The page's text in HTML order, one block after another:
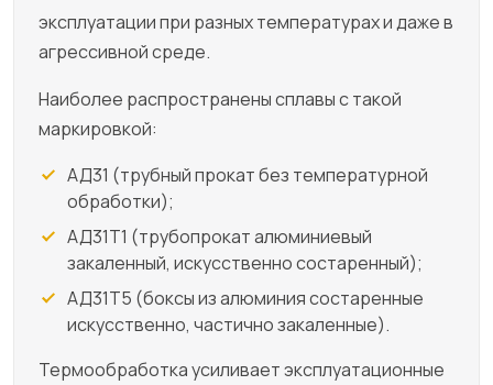
эксплуатации при разных температурах и даже в
агрессивной среде.
Наиболее распространены сплавы с такой
маркировкой:
АД31 (трубный прокат без температурной
обработки);
АД31Т1 (трубопрокат алюминиевый
закаленный, искусственно состаренный);
АД31Т5 (боксы из алюминия состаренные
искусственно, частично закаленные).
Термообработка усиливает эксплуатационные